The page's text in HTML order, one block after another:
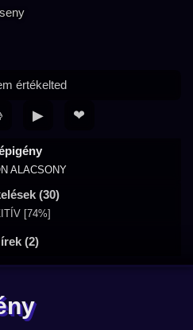
ALACSONY
(30)
[74%]
(2)
értékelted
▶ ❤